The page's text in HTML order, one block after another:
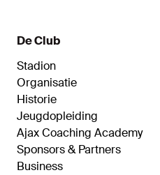
De Club
Stadion
Organisatie
Historie
Jeugdopleiding
Ajax Coaching Academy
Sponsors & Partners
Business